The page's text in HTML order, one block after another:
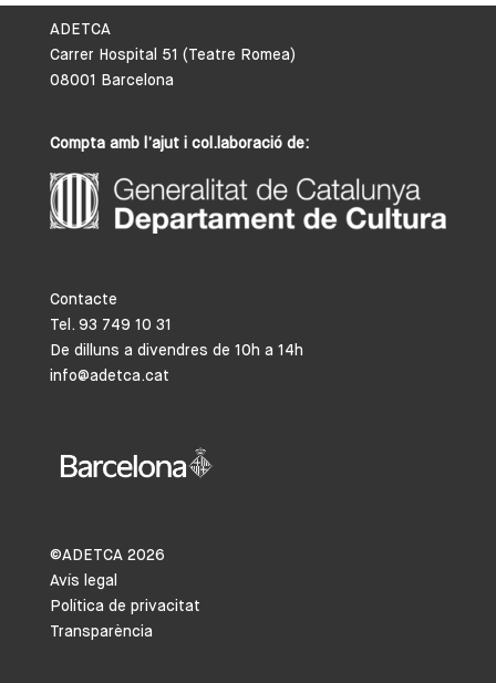
ADETCA
Carrer Hospital 51 (Teatre Romea)
08001 Barcelona
Compta amb l’ajut i col.laboració de:
Contacte
Tel. 93 749 10 31
De dilluns a divendres de 10h a 14h
info@adetca.cat
©ADETCA 2026
Avís legal
Política de privacitat
Transparència